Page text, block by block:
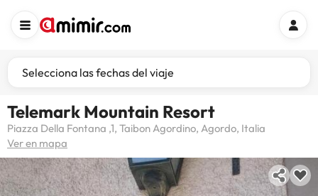
Selecciona las fechas del viaje
Telemark Mountain Resort
Piazza Della Fontana ,1, Taibon Agordino, Agordo, Italia
Ver en mapa